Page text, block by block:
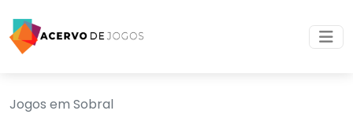
Jogos em Sobral